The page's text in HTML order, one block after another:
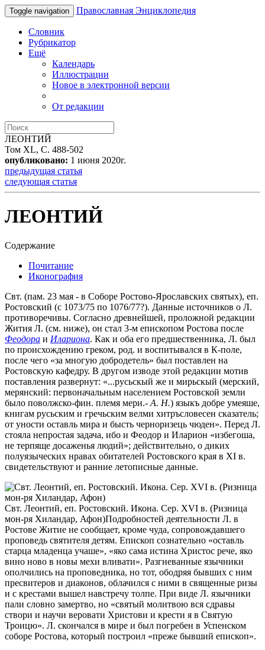
Toggle navigation Православная Энциклопедия
Словник
Рубрикатор
Ещё
Календарь
Иллюстрации
Новое в электронной версии
От редакции
ЛЕОНТИЙ
Том XL, С. 488-502
опубликовано: 1 июня 2020г.
предыдущая статья
следующая статья
ЛЕОНТИЙ
Содержание
Почитание
Иконография
Cвт. (пам. 23 мая - в Соборе Ростово-Ярославских святых), еп.
Ростовский (с 1073/75 по 1076/77?). Данные источников о Л.
противоречивы. Согласно древнейшей, проложной редакции
Жития Л. (см. ниже), он стал 3-м епископом Ростова после
Феодора и Илариона. Как и оба его предшественника, Л. был
по происхождению греком, род. и воспитывался в К-поле,
после чего «за многую добродетель» был поставлен на
Ростовскую кафедру. В другом изводе этой редакции мотив
поставления развернут: «...русьскый же и мирьскый (мерский,
мерянский: первоначальным населением Ростовской земли
было поволжско-фин. племя мери.- А. Н.) языкъ добре умеяше,
книгам русьским и гречьским велми хитръсловесен сказатель;
от уности оставль мира и бысть черноризець чюден». Перед Л.
стояла непростая задача, ибо и Феодор и Иларион «избегоша,
не терпяще досаженья людий»; действительно, о диких
полуязыческих нравах обитателей Ростовского края в XI в.
свидетельствуют и ранние летописные данные.
Свт. Леонтий, еп. Ростовский. Икона. Сер. XVI в. (Ризница
мон-ря Хиландар, Афон)Подробностей деятельности Л. в
Ростове Житие не сообщает, кроме чуда, сопровождавшего
проповедь святителя детям. Епископ сознательно «оставль
старца младенца учаше», «яко сама истина Христос рече, яко
вино ново в новы мехи вливати». Разгневанные язычники
ополчились на проповедника, но тот, ободряя бывших с ним
пресвитеров и диаконов, облачился с ними в священные ризы
и с крестами вышел навстречу толпе. При виде Л. язычники
пали словно замертво, но «святый молитвою вся сдравы
створи и научи веровати Христови и крести я в Святую
Троицю». Л. скончался в мире и был погребен в Успенском
соборе Ростова, который построил «преже бывший епископ».